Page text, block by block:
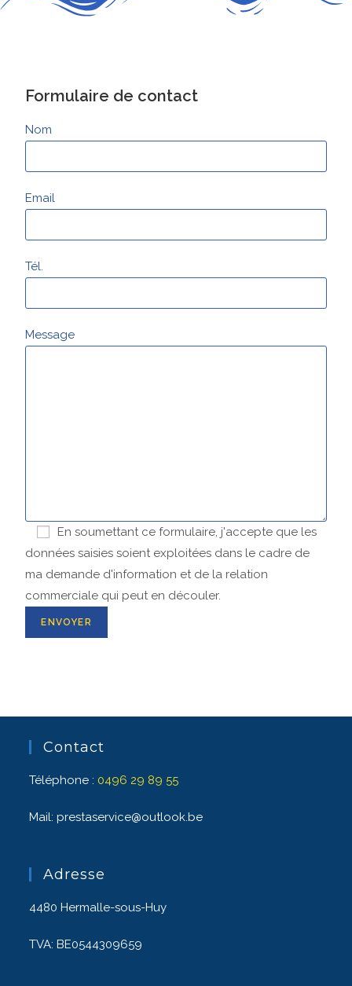
Formulaire de contact
Nom
Email
Tél.
Message
En soumettant ce formulaire, j'accepte que les
données saisies soient exploitées dans le cadre de
ma demande d'information et de la relation
commerciale qui peut en découler.
Contact
Téléphone : 0496 29 89 55
Mail: prestaservice@outlook.be
Adresse
4480 Hermalle-sous-Huy
TVA: BE0544309659